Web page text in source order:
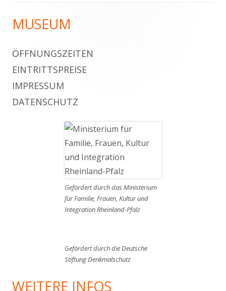
Beiträge
Haupt-
Seitenleiste
MUSEUM
ÖFFNUNGSZEITEN
EINTRITTSPREISE
IMPRESSUM
DATENSCHUTZ
Gefördert durch das Ministerium
für Familie, Frauen, Kultur und
Integration Rheinland-Pfalz
Gefördert durch die Deutsche
Stiftung Denkmalschutz
WEITERE INFOS